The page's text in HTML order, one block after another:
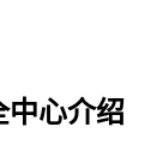
心介绍